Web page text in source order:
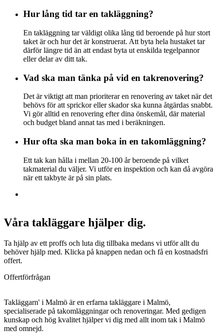
Hur lång tid tar en takläggning?
En takläggning tar väldigt olika lång tid beroende på hur stort
taket är och hur det är konstruerat. Att byta hela hustaket tar
därför längre tid än att endast byta ut enskilda tegelpannor
eller delar av ditt tak.
Vad ska man tänka på vid en takrenovering?
Det är viktigt att man prioriterar en renovering av taket när det
behövs för att sprickor eller skador ska kunna åtgärdas snabbt.
Vi gör alltid en renovering efter dina önskemål, där material
och budget bland annat tas med i beräkningen.
Hur ofta ska man boka in en takomläggning?
Ett tak kan hålla i mellan 20-100 år beroende på vilket
takmaterial du väljer. Vi utför en inspektion och kan då avgöra
när ett takbyte är på sin plats.
Våra takläggare hjälper dig.
Ta hjälp av ett proffs och luta dig tillbaka medans vi utför allt du
behöver hjälp med. Klicka på knappen nedan och få en kostnadsfri
offert.
Offertförfrågan
Takläggarn' i Malmö är en erfarna takläggare i Malmö,
specialiserade på takomläggningar och renoveringar. Med gedigen
kunskap och hög kvalitet hjälper vi dig med allt inom tak i Malmö
med omnejd.